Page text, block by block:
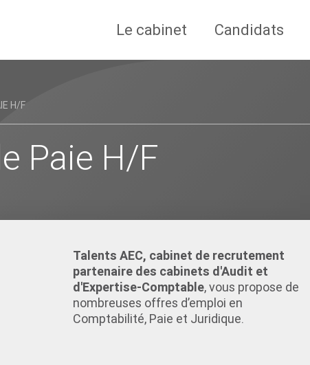
Le cabinet Candidats
H/F
Paie H/F
Talents AEC, cabinet de recrutement
partenaire des cabinets d'Audit et
d'Expertise-Comptable, vous propose de
nombreuses offres d’emploi en
Comptabilité, Paie et Juridique.